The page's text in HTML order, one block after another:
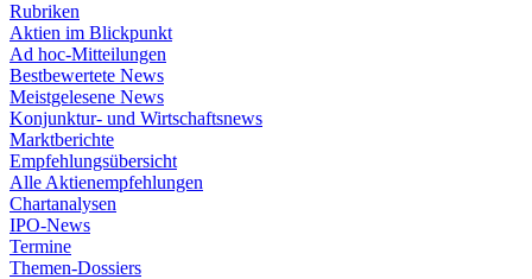
Rubriken
Aktien im Blickpunkt
Ad hoc-Mitteilungen
Bestbewertete News
Meistgelesene News
Konjunktur- und Wirtschaftsnews
Marktberichte
Empfehlungsübersicht
Alle Aktienempfehlungen
Chartanalysen
IPO-News
Termine
Themen-Dossiers